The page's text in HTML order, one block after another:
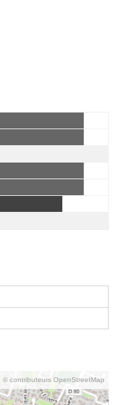
© contributeurs OpenStreetMap